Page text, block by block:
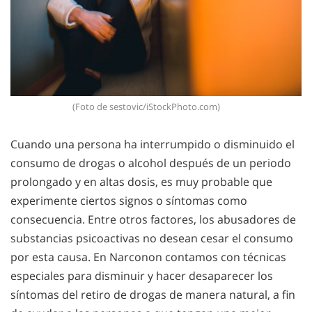
(Foto de sestovic/iStockPhoto.com)
Cuando una persona ha interrumpido o disminuido el
consumo de drogas o alcohol después de un periodo
prolongado y en altas dosis, es muy probable que
experimente ciertos signos o síntomas como
consecuencia. Entre otros factores, los abusadores de
substancias psicoactivas no desean cesar el consumo
por esta causa. En Narconon contamos con técnicas
especiales para disminuir y hacer desaparecer los
síntomas del retiro de drogas de manera natural, a fin